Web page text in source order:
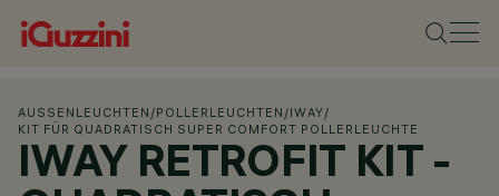
AUSSENLEUCHTEN /POLLERLEUCHTEN /IWAY/
KIT FÜR QUADRATISCH SUPER COMFORT POLLERLEUCHTE
IWAY RETROFIT KIT -